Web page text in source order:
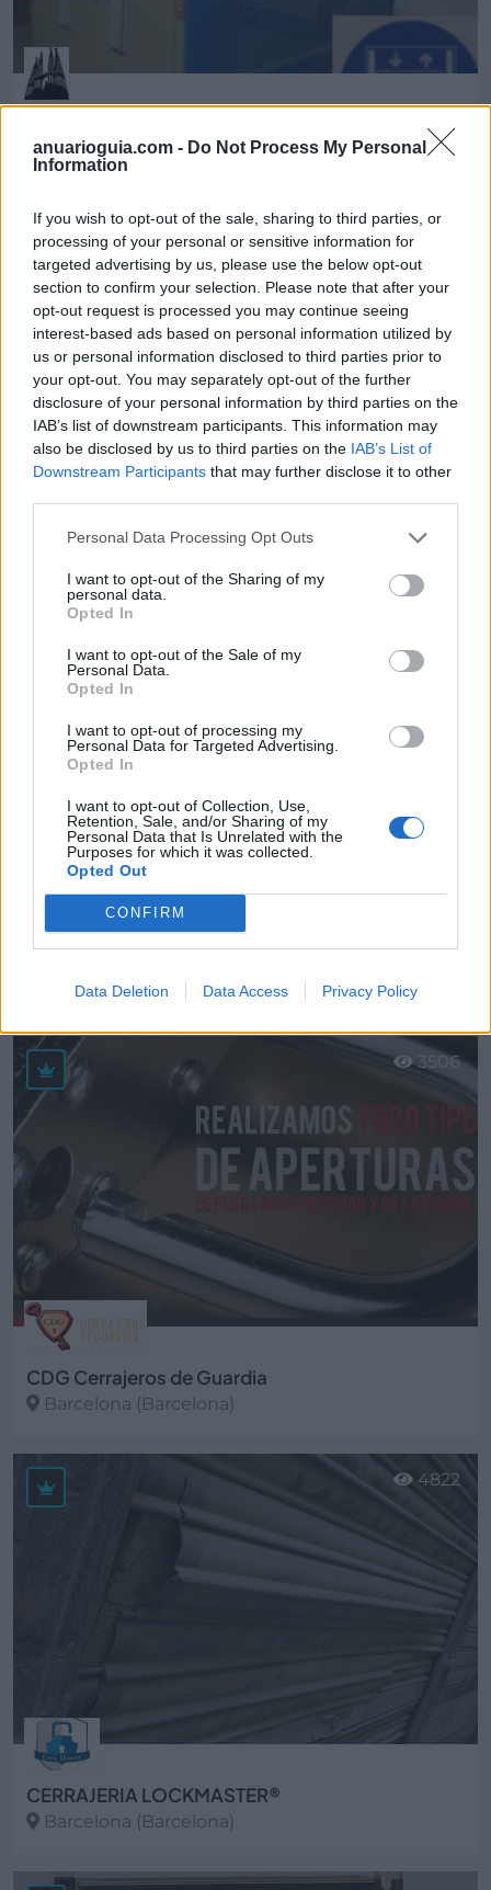
anuarioguia.com - Do Not Process My Personal
Information
If you wish to opt-out of the sale, sharing to third parties, or
processing of your personal or sensitive information for
targeted advertising by us, please use the below opt-out
section to confirm your selection. Please note that after your
opt-out request is processed you may continue seeing
interest-based ads based on personal information utilized by
us or personal information disclosed to third parties prior to
your opt-out. You may separately opt-out of the further
disclosure of your personal information by third parties on the
IAB’s list of downstream participants. This information may
also be disclosed by us to third parties on the IAB’s List of
Downstream Participants that may further disclose it to other
Personal Data Processing Opt Outs
I want to opt-out of the Sharing of my
personal data.
Opted In
I want to opt-out of the Sale of my
Personal Data.
Opted In
I want to opt-out of processing my
Personal Data for Targeted Advertising.
Opted In
I want to opt-out of Collection, Use,
Retention, Sale, and/or Sharing of my
Personal Data that Is Unrelated with the
Purposes for which it was collected.
Opted Out
CONFIRM
Data Deletion Data Access Privacy Policy
Barcelona (Barcelona)
Atosa Olsa, S.L
Barcelona (Barcelona)
Ver más
4838
Barcelona (Barcelona)
Ver más
CDG Cerrajeros de Guardia
Barcelona (Barcelona)
Ver más
3506
CERRAJERIA LOCKMASTER®
Barcelona (Barcelona)
4822